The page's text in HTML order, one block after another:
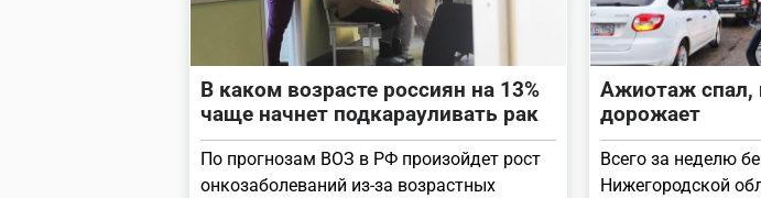
В каком возрасте россиян на 13%
чаще начнет подкарауливать рак
По прогнозам ВОЗ в РФ произойдет рост
онкозаболеваний из-за возрастных
Ажиотаж спал,
дорожает
Всего за неделю
Нижегородской